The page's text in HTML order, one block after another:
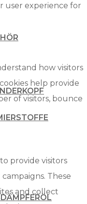
user experience for
how visitors
help provide
of visitors, bounce
provide visitors
These
and collect